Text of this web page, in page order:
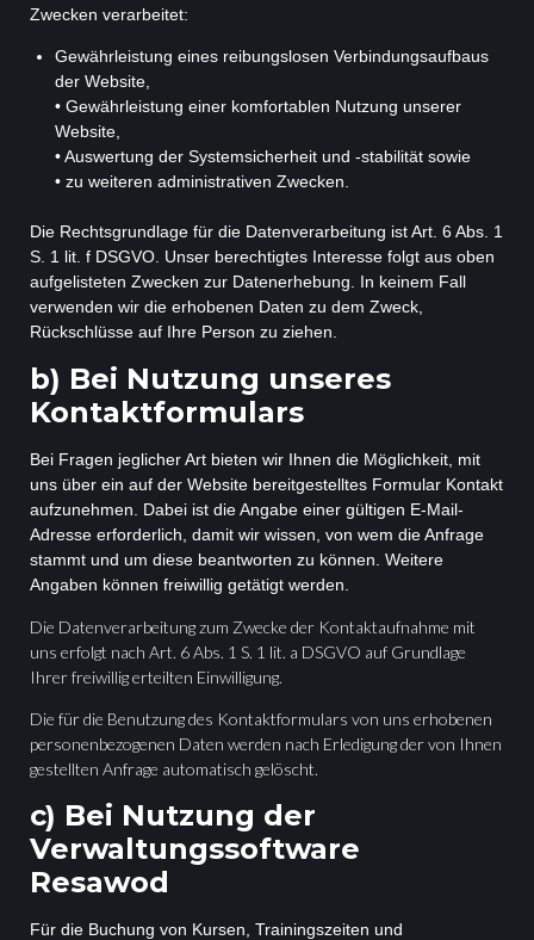
Zwecken verarbeitet:
Gewährleistung eines reibungslosen Verbindungsaufbaus
der Website,
• Gewährleistung einer komfortablen Nutzung unserer
Website,
• Auswertung der Systemsicherheit und -stabilität sowie
• zu weiteren administrativen Zwecken.
Die Rechtsgrundlage für die Datenverarbeitung ist Art. 6 Abs. 1
S. 1 lit. f DSGVO. Unser berechtigtes Interesse folgt aus oben
aufgelisteten Zwecken zur Datenerhebung. In keinem Fall
verwenden wir die erhobenen Daten zu dem Zweck,
Rückschlüsse auf Ihre Person zu ziehen.
b) Bei Nutzung unseres
Kontaktformulars
Bei Fragen jeglicher Art bieten wir Ihnen die Möglichkeit, mit
uns über ein auf der Website bereitgestelltes Formular Kontakt
aufzunehmen. Dabei ist die Angabe einer gültigen E-Mail-
Adresse erforderlich, damit wir wissen, von wem die Anfrage
stammt und um diese beantworten zu können. Weitere
Angaben können freiwillig getätigt werden.
Die Datenverarbeitung zum Zwecke der Kontaktaufnahme mit
uns erfolgt nach Art. 6 Abs. 1 S. 1 lit. a DSGVO auf Grundlage
Ihrer freiwillig erteilten Einwilligung.
Die für die Benutzung des Kontaktformulars von uns erhobenen
personenbezogenen Daten werden nach Erledigung der von Ihnen
gestellten Anfrage automatisch gelöscht.
c) Bei Nutzung der
Verwaltungssoftware
Resawod
Für die Buchung von Kursen, Trainingszeiten und